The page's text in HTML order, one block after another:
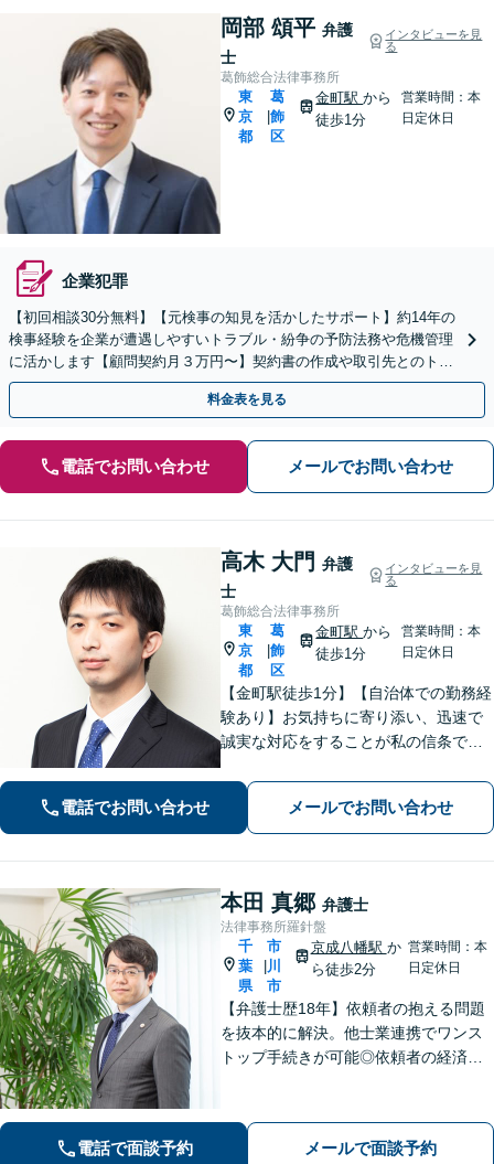
岡部 頌平 弁護
士
インタビューを見
る
葛飾総合法律事務所
東
京
都
葛
飾
区
金町駅から
徒歩1分
営業時間：本
日定休日
企業犯罪
【初回相談30分無料】【元検事の知見を活かしたサポート】約14年の
検事経験を企業が遭遇しやすいトラブル・紛争の予防法務や危機管理
に活かします【顧問契約月３万円〜】契約書の作成や取引先とのトラ
ブル、従業員対応などはお任せください【金町駅1分】
料金表を見る
電話でお問い合わせ メールでお問い合わせ
高木 大門 弁護
士
インタビューを見
る
葛飾総合法律事務所
東
京
都
葛
飾
区
金町駅から
徒歩1分
営業時間：本
日定休日
【金町駅徒歩1分】【自治体での勤務経
験あり】お気持ちに寄り添い、迅速で
誠実な対応をすることが私の信条で
し、最高のリーガルサービスをご提供
します。お気軽にご相談ください【初
回面談30分無料】【平日夜間対応可】
電話でお問い合わせ メールでお問い合わせ
本田 真郷 弁護士
法律事務所羅針盤
千
葉
県
市
川
市
京成八幡駅 か
ら徒歩2分
営業時間：本
日定休日
【弁護士歴18年】依頼者の抱える問題
を抜本的に解決。他士業連携でワンス
トップ手続きが可能◎依頼者の経済
持。相続トラブルのみならず税金・登
記まで対応【マンション管理士】
電話で面談予約 メールで面談予約